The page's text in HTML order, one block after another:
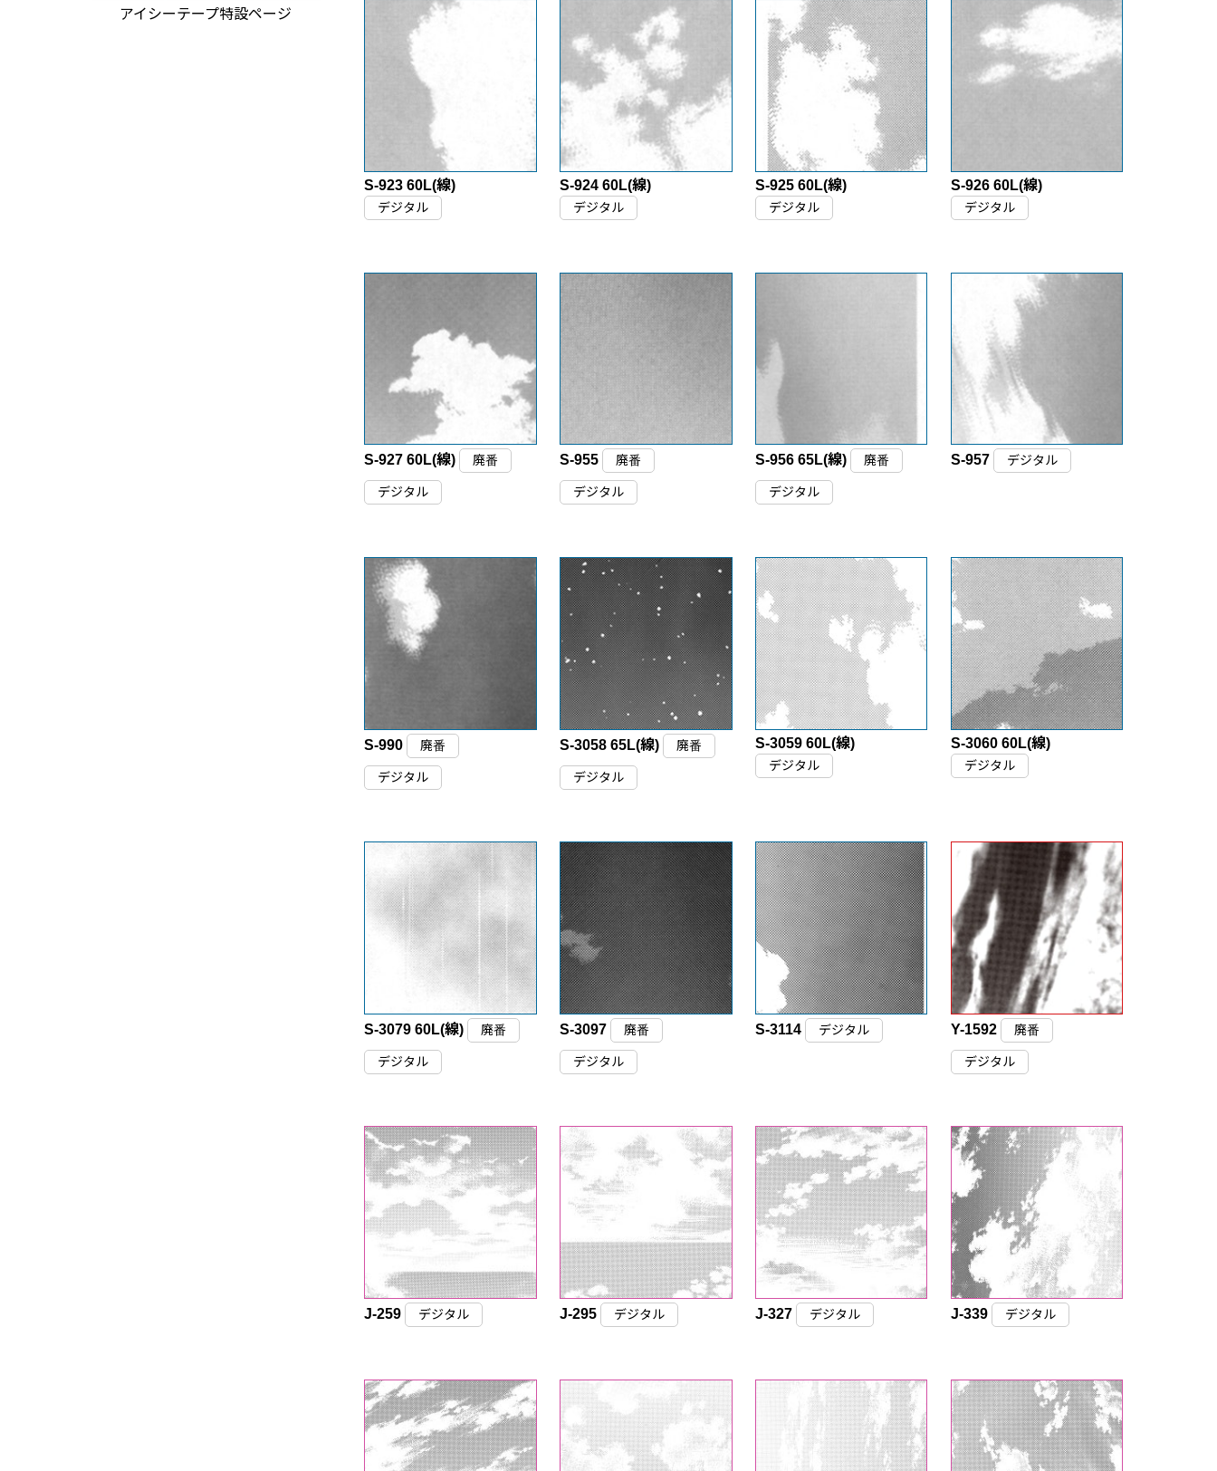
アイシーテープ特設ページ
S-923 60L(線)
デジタル
S-924 60L(線)
デジタル
S-925 60L(線)
デジタル
S-926 60L(線)
デジタル
S-927 60L(線) 廃番
デジタル
S-955 廃番
デジタル
S-956 65L(線) 廃番
デジタル
S-957 デジタル
S-990 廃番
デジタル
S-3058 65L(線) 廃番
デジタル
S-3059 60L(線)
デジタル
S-3060 60L(線)
デジタル
S-3079 60L(線) 廃番
デジタル
S-3097 廃番
デジタル
S-3114 デジタル Y-1592 廃番
デジタル
J-259 デジタル J-295 デジタル J-327 デジタル J-339 デジタル